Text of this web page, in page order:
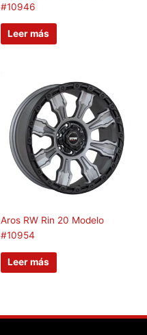
#10946
Leer más
Aros RW Rin 20 Modelo
#10954
Leer más